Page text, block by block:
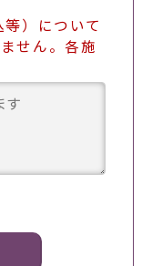
）について
せん。各施